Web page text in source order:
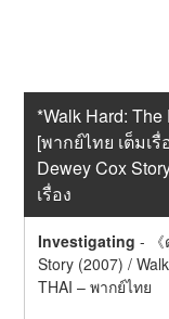
*Walk Hard:
[พากย์ไทย เต็มเ
Dewey Cox
เรื่อง
Investigating -
Story (2007) /
THAI – พากย์ไทย